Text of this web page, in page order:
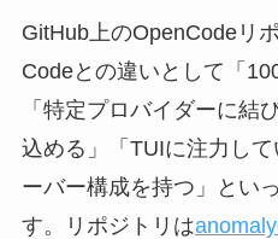
GitHub上のOpenCodeリ
Codeとの違いとして「
「特定プロバイダーに結
込める」「TUIに注力し
ーバー構成を持つ」とい
す。リポジトリは